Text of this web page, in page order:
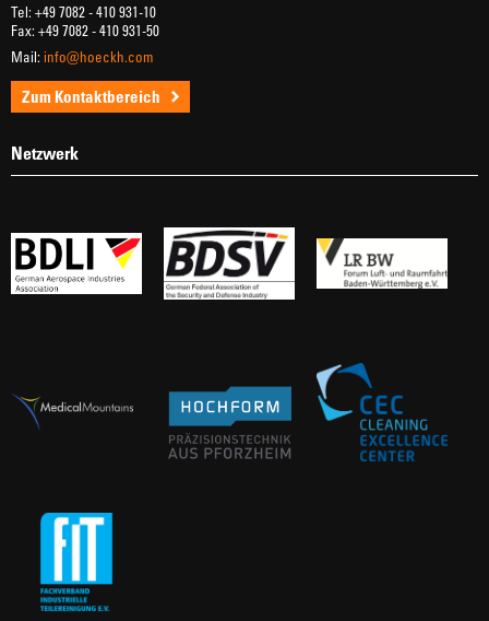
Tel: +49 7082 - 410 931-10
Fax: +49 7082 - 410 931-50
Mail: info@hoeckh.com
Zum Kontaktbereich
Netzwerk